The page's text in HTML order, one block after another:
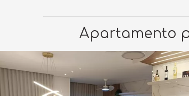
Apartamento